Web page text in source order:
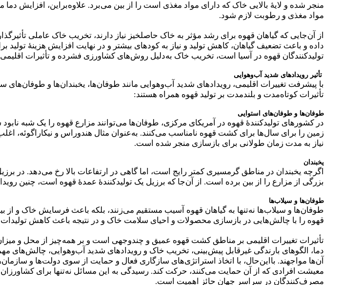
منجر شده و لایهٔ بالایی خاک که دارای مواد مغذی است را از بین می‌برد. علاوه‌براین،
مواد مغذی و رطوبت لازم شود.
از آن‌جایی که گیاهان قهوه برای رشد مؤثر به خاک حاصلخیز نیاز دارند، تخریب خاک عاملی
داده و باعث تضعیف گیاهان، کاهش تولید و نیاز به کودهای بیشتر و در نهایت افزایش هزینهٔ
تولیدکنندگان قهوه در آسیا است، تخریب خاک به‌دلیل روش‌های کشاورزی فشرده و تأثیرات
تأثیر رویدادهای شدید آب‌وهوایی
با پیشرفت تغییرات اقلیمی، رویدادهای شدید آب‌وهوایی مانند طوفان‌ها، یخبندان‌ها و
تأثیرات کوتاه‌مدت و بلندمدت بر تولید قهوه همراه هستند:
طوفان‌ها و طوفان‌های استوایی
در کشورهای تولیدکنندهٔ قهوه در آمریکای مرکزی، طوفان‌ها می‌توانند مزارع قهوه را یک شبه
زمین را برای سال‌ها برای کشت قهوه نامناسب می‌کنند. به‌عنوان مثال هندوراس و نیکاراگوئه،
نیاز به مدت زمان طولانی برای بازسازی منجر شده است.
یخبندان
اگرچه یخبندان در مناطق گرمسیری کمتر رایج است، اما گاهی در ارتفاعات بالا رخ می‌دهد. در
بزرگی از مزارع را از بین برده است. از آن‌جا که برزیل یک تولیدکنندهٔ عمدهٔ قهوه است، چنین
طوفان‌ها و سیلاب‌ها
طوفان‌ها و سیلاب‌ها نه‌تنها به گیاهان قهوه آسیب مستقیم می‌زنند، بلکه باعث فرسایش خاک و از
قهوه را با چالش‌هایی در بازسازی محصولات و احیای سلامت خاک و در نتیجه باعث کاهش
تأثیرات تغییرات اقلیمی بر مناطق کشت قهوه عمیق و چندوجهی است و بر همه‌چیز از محل و
دما، الگوهای بارندگی غیرقابل پیش‌بینی، تخریب خاک و رویدادهای شدید آب‌وهوایی، چالش‌های
آن‌ها مواجهند. بااین‌حال، با اتخاذ استراتژی‌های سازگاری فعال و حمایت از سوی دولت‌ها و
معیشت افرادی که از آن حمایت می‌کنند، حرکت کند. رسیدگی به این مسائل نه‌تنها برای
مصرف‌کنندگان در سراسر جهان حائز اهمیت است.